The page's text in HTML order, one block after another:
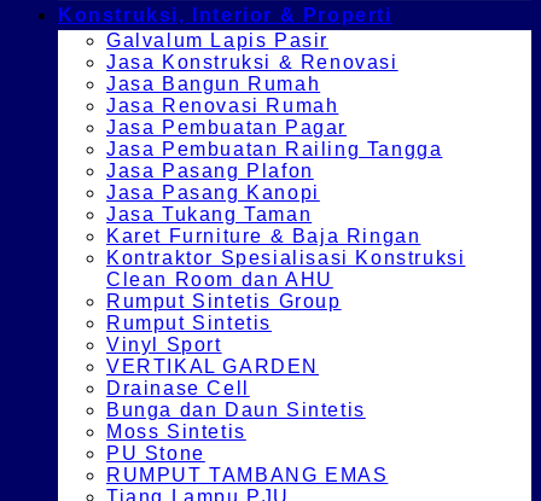
Konstruksi, Interior & Properti
Galvalum Lapis Pasir
Jasa Konstruksi & Renovasi
Jasa Bangun Rumah
Jasa Renovasi Rumah
Jasa Pembuatan Pagar
Jasa Pembuatan Railing Tangga
Jasa Pasang Plafon
Jasa Pasang Kanopi
Jasa Tukang Taman
Karet Furniture & Baja Ringan
Kontraktor Spesialisasi Konstruksi
Clean Room dan AHU
Rumput Sintetis Group
Rumput Sintetis
Vinyl Sport
VERTIKAL GARDEN
Drainase Cell
Bunga dan Daun Sintetis
Moss Sintetis
PU Stone
RUMPUT TAMBANG EMAS
Tiang Lampu PJU